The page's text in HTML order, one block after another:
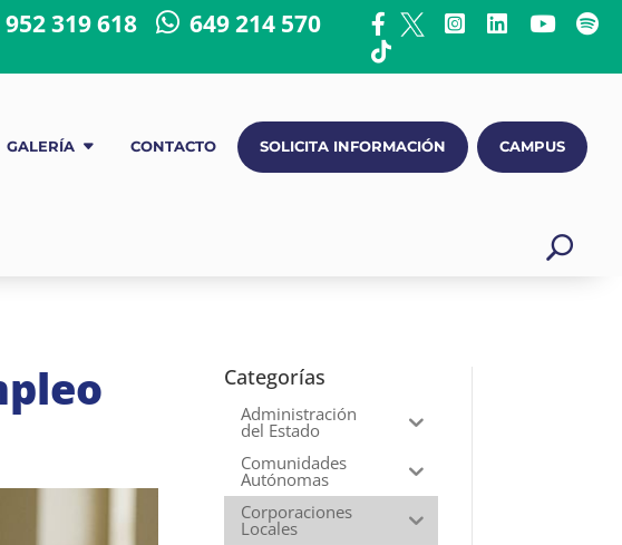
952 319 618 649 214 570
GALERÍA CONTACTO SOLICITA INFORMACIÓN CAMPUS
Categorías
Administración
del Estado
Comunidades
Autónomas
Corporaciones
Locales